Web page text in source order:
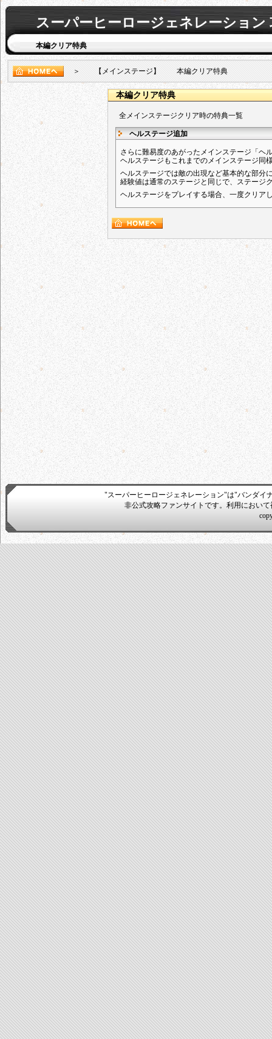
スーパーヒーロージェネレーション
本編クリア特典
＞ 【メインステージ】 本編クリア特典
本編クリア特典
全メインステージクリア時の特典一覧
ヘルステージ追加
さらに難易度のあがったメインステージ「ヘ
ヘルステージもこれまでのメインステージ同
ヘルステージでは敵の出現など基本的な部分
経験値は通常のステージと同じで、ステージ
ヘルステージをプレイする場合、一度クリア
"スーパーヒーロージェネレーション"は"バンダイ
非公式攻略ファンサイトです。利用におい